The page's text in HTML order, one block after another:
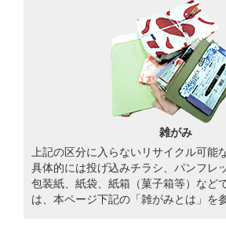
雑がみ
上記の区分に入らないリサイクル可能
具体的には投げ込みチラシ、パンフレ
包装紙、紙袋、紙箱（菓子箱等）など
は、本ページ下記の「雑がみとは」を参